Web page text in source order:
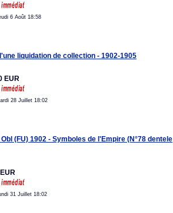
6 Août 18:58
liquidation de collection - 1902-1905
EUR
28 Juillet 18:02
(FU) 1902 - Symboles de l'Empire (N°78 dentele
31 Juillet 18:02